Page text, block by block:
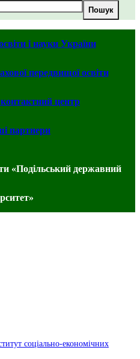
Пошук
і науки України
передвищої освіти
центр
партнери
«Подільський державний
соціально-економічних